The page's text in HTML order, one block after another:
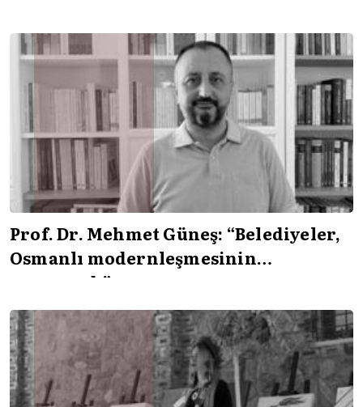
Prof. Dr. Mehmet Güneş: “Belediyeler,
Osmanlı modernleşmesinin
parçasıydı”